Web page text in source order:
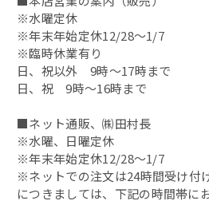
昆布〆（別誂）
鯖缶
その他の缶詰
蟹の缶詰
へしこ漬
※水曜定休
※年末年始定休12/28～1/7
※臨時休業有り
日、祝以外 9時～17時まで
日、祝 9時～16時まで
■ネット通販、㈱田村長
※水曜、日曜定休
※年末年始定休12/28～1/7
※ネットでの注文は24時間受け付
につきましては、下記の時間帯に